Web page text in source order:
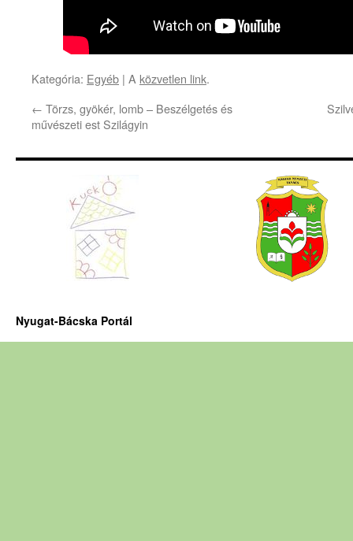
Kategória: Egyéb | A közvetlen link.
← Törzs, gyökér, lomb – Beszélgetés és
művészeti est Szilágyin
Nyugat-Bácska Portál